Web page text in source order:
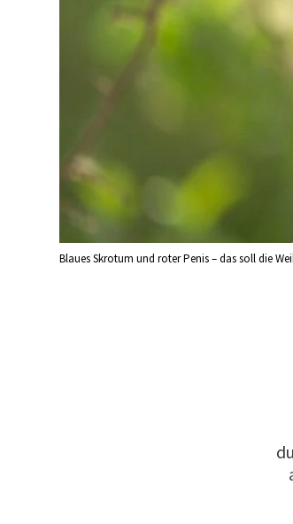
Blaues Skrotum und roter Penis – das soll die